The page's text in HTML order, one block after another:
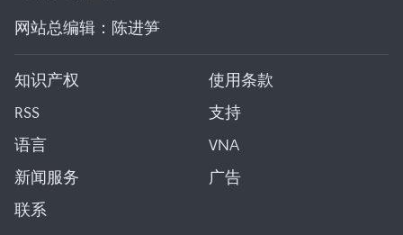
网站总编辑：陈进笋
知识产权
使用条款
RSS
支持
语言
VNA
新闻服务
广告
联系